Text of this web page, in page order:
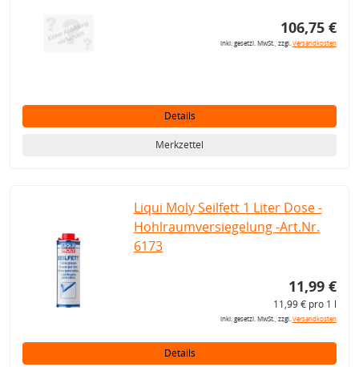
106,75 €
inkl. gesetzl. MwSt., zzgl.Versandkosten
Details
Merkzettel
Liqui Moly Seilfett 1 Liter Dose -
Hohlraumversiegelung -Art.Nr.
6173
11,99 €
11,99 € pro 1 l
inkl. gesetzl. MwSt., zzgl.Versandkosten
Details